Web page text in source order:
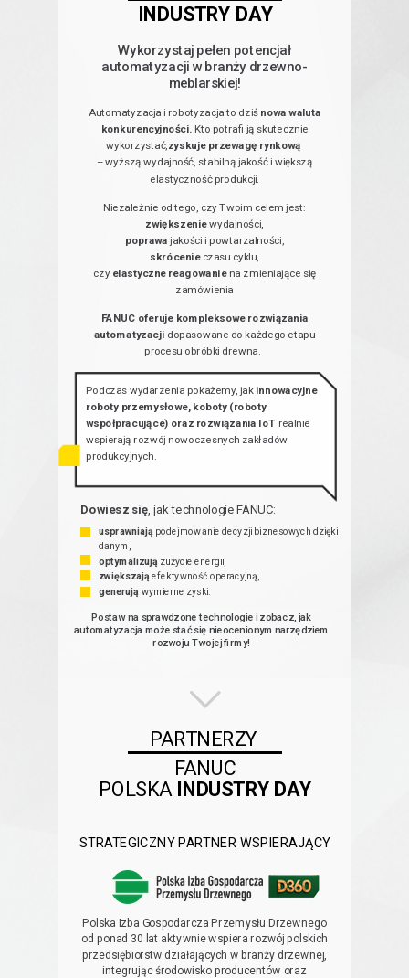
Wykorzystaj pełen potencjał
automatyzacji w branży drzewno-
meblarskiej!
Automatyzacja i robotyzacja to dziś nowa waluta
konkurencyjności. Kto potrafi ją skutecznie
wykorzystać,zyskuje przewagę rynkową
– wyższą wydajność, stabilną jakość i większą
elastyczność produkcji.
Niezależnie od tego, czy Twoim celem jest:
zwiększeniewydajności,
poprawa jakości i powtarzalności,
skrócenieczasu cyklu,
czy elastyczne reagowaniena zmieniające się
zamówienia
FANUC oferuje kompleksowe rozwiązania
automatyzacji dopasowane do każdego etapu
procesu obróbki drewna.
INDUSTRY DAY
PARTNERZY
FANUC
POLSKA INDUSTRY DAY
Podczas wydarzenia pokażemy, jak innowacyjne
roboty przemysłowe, koboty (roboty
współpracujące) oraz rozwiązania IoTrealnie
wspierają rozwój nowoczesnych zakładów
produkcyjnych.
Postaw na sprawdzone technologie i zobacz, jak
automatyzacja może stać się nieocenionym narzędziem
rozwoju Twojej firmy!
Polska Izba Gospodarcza Przemysłu Drzewnego
od ponad 30 lat aktywnie wspiera rozwój polskich
przedsiębiorstw działających w branży drzewnej,
integrując środowisko producentów oraz
STRATEGICZNY PARTNER WSPIERAJĄCY
usprawniają podejmowanie decyzji biznesowych dzięki
danym,
optymalizują zużycie energii,
zwiększają efektywność operacyjną,
generują wymierne zyski.
Dowiesz się, jak technologie FANUC: